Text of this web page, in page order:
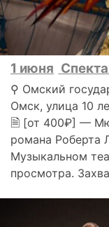
1 июня
⚲ Омский
Омск, улица 10
🗎 [от 400₽] —
романа Роберта
Музыкальном
просмотра.